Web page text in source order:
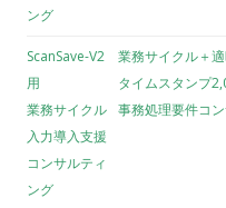
ング
ScanSave-V2
用
業務サイクル
入力導入支援
コンサルティ
ング
業務サイクル＋
タイムスタンプ
事務処理要件コ